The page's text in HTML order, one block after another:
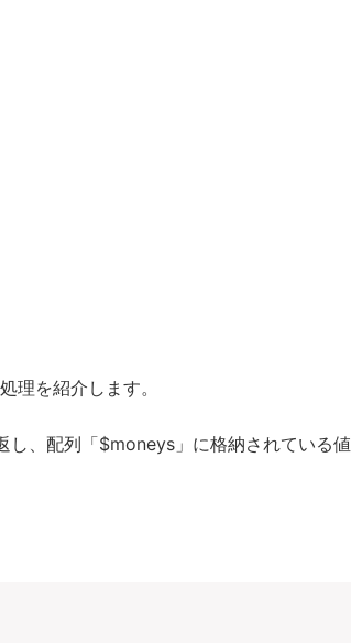
理を紹介します。
、配列「$moneys」に格納されている値